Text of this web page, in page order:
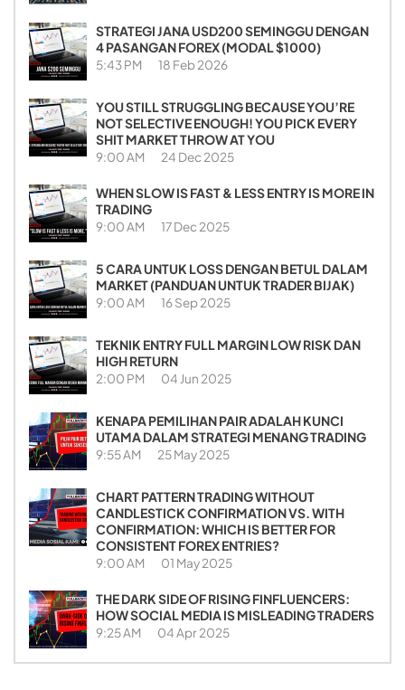
STRATEGI JANA USD200 SEMINGGU DENGAN
4 PASANGAN FOREX (MODAL $1000)
5:43 PM 18 Feb 2026
YOU STILL STRUGGLING BECAUSE YOU’RE
NOT SELECTIVE ENOUGH! YOU PICK EVERY
SHIT MARKET THROW AT YOU
9:00 AM 24 Dec 2025
WHEN SLOW IS FAST & LESS ENTRY IS MORE IN
TRADING
9:00 AM 17 Dec 2025
5 CARA UNTUK LOSS DENGAN BETUL DALAM
MARKET (PANDUAN UNTUK TRADER BIJAK)
9:00 AM 16 Sep 2025
TEKNIK ENTRY FULL MARGIN LOW RISK DAN
HIGH RETURN
2:00 PM 04 Jun 2025
KENAPA PEMILIHAN PAIR ADALAH KUNCI
UTAMA DALAM STRATEGI MENANG TRADING
9:55 AM 25 May 2025
CHART PATTERN TRADING WITHOUT
CANDLESTICK CONFIRMATION VS. WITH
CONFIRMATION: WHICH IS BETTER FOR
CONSISTENT FOREX ENTRIES?
9:00 AM 01 May 2025
THE DARK SIDE OF RISING FINFLUENCERS:
HOW SOCIAL MEDIA IS MISLEADING TRADERS
9:25 AM 04 Apr 2025